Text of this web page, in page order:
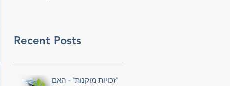
Recent Posts
"זכויות מוקנות" - האם